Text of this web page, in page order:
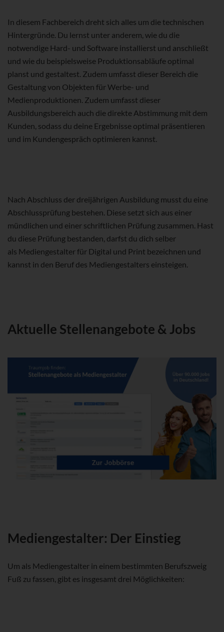
In diesem Fachbereich dreht sich alles um die technischen
Hintergründe. Du lernst unter anderem, wie du die
notwendige Hard- und Software installierst und anschließt
und wie du beispielsweise Produktionsabläufe optimal
planst und gestaltest. Zudem umfasst dieser Bereich die
Gestaltung von Objekten für Werbe- und
Medienproduktionen. Zudem umfasst dieser
Ausbildungsbereich auch die direkte Abstimmung mit dem
Kunden, sodass du deine Ergebnisse optimal präsentieren
und im Kundengespräch optimieren kannst.
Nach Abschluss der dreijährigen Ausbildung musst du eine
Abschlussprüfung bestehen. Diese setzt sich aus einer
mündlichen und einer schriftlichen Prüfung zusammen. Hast
du diese Prüfung bestanden, darfst du dich selber
als Mediengestalter für Digital und Print bezeichnen und
kannst in den Beruf des Mediengestalters einsteigen.
Aktuelle Stellenangebote & Jobs
Mediengestalter: Der Einstieg
Um als Mediengestalter in einem bestimmten Berufszweig
Fuß zu fassen, gibt es insgesamt drei Möglichkeiten: